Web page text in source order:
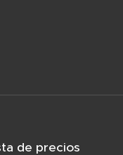
de precios